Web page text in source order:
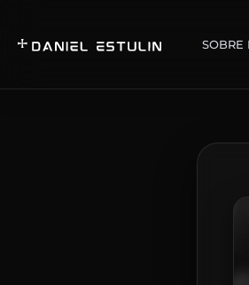
SOBRE